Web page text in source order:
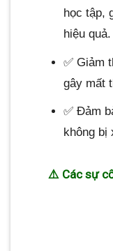
học tập,
hiệu quả.
✅ Giảm
gây mất
✅ Đảm
không bị
⚠️ Các sự